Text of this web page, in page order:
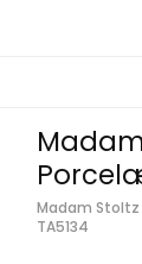
Madam Stoltz
TA5134